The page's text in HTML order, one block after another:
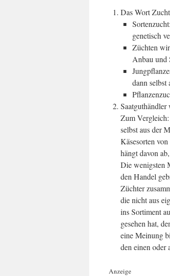
Das Wort
genetisch
Züchten
Anbau und
dann selbst
Zum
selbst aus der
Käsesorten
hängt davon
Die wenigsten
den Handel
Züchter
die nicht aus
ins Sortiment
gesehen hat,
eine Meinung
den einen oder
Anzeige